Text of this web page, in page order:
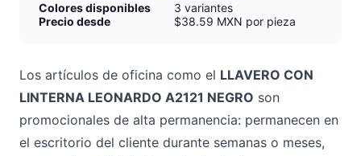
Colores disponibles
3 variantes
Precio desde
$38.59 MXN por pieza
Los artículos de oficina como el LLAVERO CON
LINTERNA LEONARDO A2121 NEGRO son
promocionales de alta permanencia: permanecen en
el escritorio del cliente durante semanas o meses,